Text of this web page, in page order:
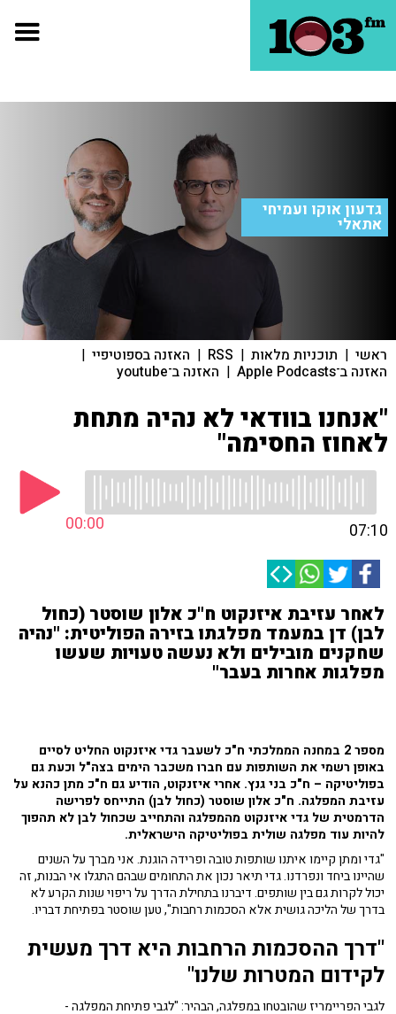
גדעון אוקו ועמיחי
אתאלי
ראשי | תוכניות מלאות |
RSS
| האזנה בספוטיפיי |
האזנה ב־Apple Podcasts | האזנה ב־youtube
"אנחנו בוודאי לא נהיה מתחת
לאחוז החסימה"
00:00 07:10
לאחר עזיבת איזנקוט ח"כ אלון שוסטר (כחול
לבן) דן במעמד מפלגתו בזירה הפוליטית: "נהיה
שחקנים מובילים ולא נעשה טעויות שעשו
מפלגות אחרות בעבר"
מספר 2 במחנה הממלכתי ח"כ לשעבר גדי איזנקוט החליט לסיים
באופן רשמי את השותפות עם חברו משכבר הימים בצה"ל וכעת גם
בפוליטיקה – ח"כ בני גנץ. אחרי איזנקוט, הודיע גם ח"כ מתן כהנא על
עזיבת המפלגה. ח"כ אלון שוסטר (כחול לבן) התייחס לפרישה
הדרמטית של גדי איזנקוט מהמפלגה והתחייב שכחול לבן לא תהפוך
להיות עוד מפלגה שולית בפוליטיקה הישראלית.
"גדי ומתן קיימו איתנו שותפות טובה ופרידה הוגנת. אני מברך על השנים
שהיינו ביחד ונפרדנו. גדי תיאר נכון את התחומים שבהם התגלו אי הבנות, זה
יכול לקרות גם בין שותפים. דיברנו בתחילת הדרך על ריפוי שנות הקרע לא
בדרך של הליכה גושית אלא הסכמות רחבות", טען שוסטר בפתיחת דבריו.
"דרך ההסכמות הרחבות היא דרך מעשית
לקידום המטרות שלנו"
לגבי הפריימריז שהובטחו במפלגה, הבהיר: "לגבי פתיחת המפלגה -